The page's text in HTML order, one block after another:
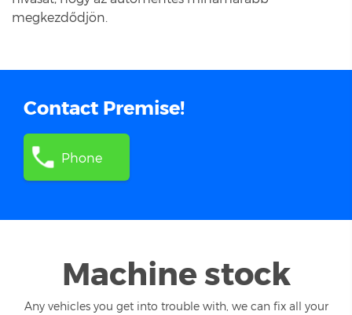
megkezdődjön.
Contact Premise!
Phone
Machine stock
Any vehicles you get into trouble with, we can fix all your